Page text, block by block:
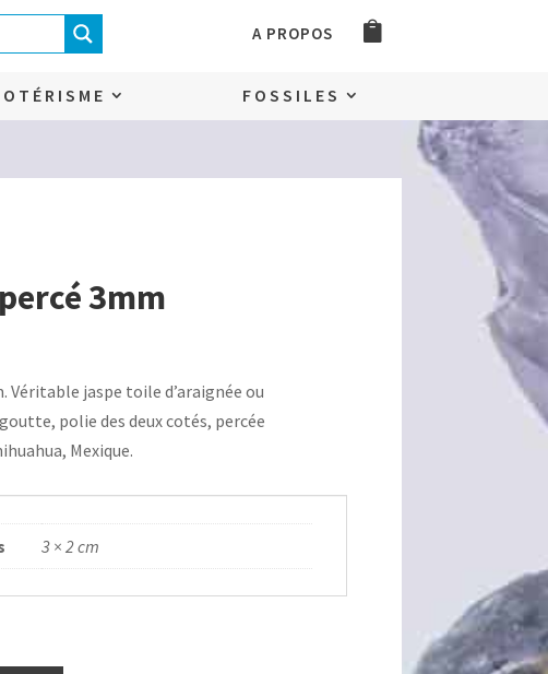
A PROPOS
FOSSILES
3mm
:
Véritable jaspe toile d’araignée ou
polie des deux cotés, percée
Mexique.
3 × 2 cm